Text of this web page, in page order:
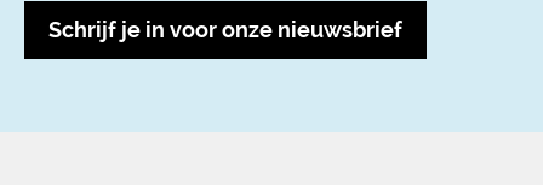
Schrijf je in voor onze nieuwsbrief